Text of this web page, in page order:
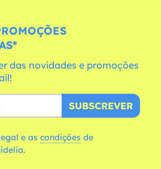
das novidades e promoções
SUBSCREVER
e as condições